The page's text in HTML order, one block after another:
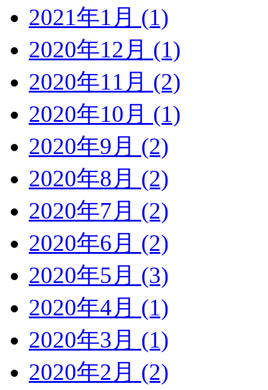
2021年1月 (1)
2020年12月 (1)
2020年11月 (2)
2020年10月 (1)
2020年9月 (2)
2020年8月 (2)
2020年7月 (2)
2020年6月 (2)
2020年5月 (3)
2020年4月 (1)
2020年3月 (1)
2020年2月 (2)